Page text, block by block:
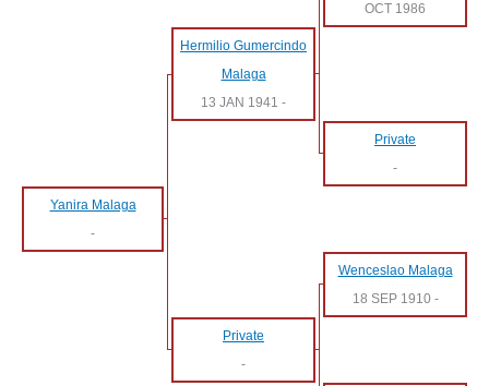
OCT 1986
Hermilio Gumercindo
Malaga
13 JAN 1941 -
Private
-
Yanira Malaga
-
Wenceslao Malaga
18 SEP 1910-
Private
-